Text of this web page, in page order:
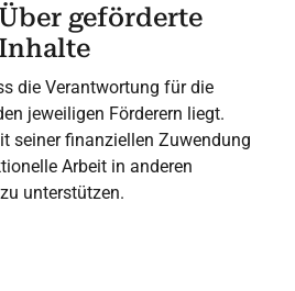
geförderte
die Verantwortung für die
jeweiligen Förderern liegt.
seiner finanziellen Zuwendung
Arbeit in anderen
unterstützen.